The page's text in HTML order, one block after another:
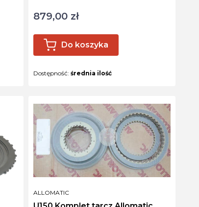
Cena
879,00 zł
Do koszyka
Dostępność: średnia ilość
PRODUCENT
ALLOMATIC